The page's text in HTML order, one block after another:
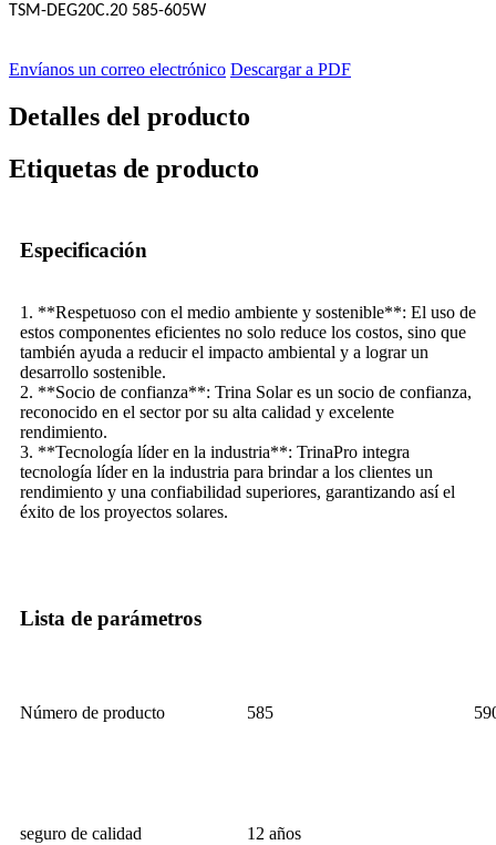
TSM-DEG20C.20 585-605W
Envíanos un correo electrónico Descargar a PDF
Detalles del producto
Etiquetas de producto
Especificación
1. **Respetuoso con el medio ambiente y sostenible**: El uso de
estos componentes eficientes no solo reduce los costos, sino que
también ayuda a reducir el impacto ambiental y a lograr un
desarrollo sostenible.
2. **Socio de confianza**: Trina Solar es un socio de confianza,
reconocido en el sector por su alta calidad y excelente
rendimiento.
3. **Tecnología líder en la industria**: TrinaPro integra
tecnología líder en la industria para brindar a los clientes un
rendimiento y una confiabilidad superiores, garantizando así el
éxito de los proyectos solares.
Lista de parámetros
Número de producto 585
seguro de calidad 12 años